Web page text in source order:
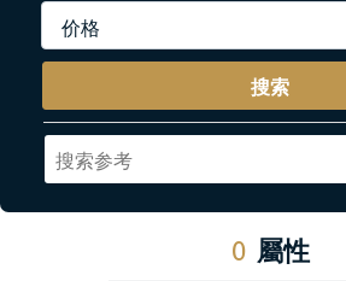
搜索
0 屬性